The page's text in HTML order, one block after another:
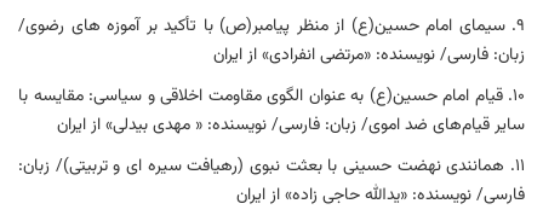
۹. سیمای امام حسین(ع) از منظر پیامبر(ص) با تأکید بر آموزه های رضوی/
زبان: فارسی/ نویسنده: «مرتضی انفرادی» از ایران
۱۰. قیام امام حسین(ع) به عنوان الگوی مقاومت اخلاقی و سیاسی: مقایسه با
سایر قیام‌های ضد اموی/ زبان: فارسی/ نویسنده: « مهدی بیدلی» از ایران
۱۱. همانندی نهضت حسینی با بعثت نبوی (رهیافت سیره ای و تربیتی)/ زبان:
فارسی/ نویسنده: «یدالله حاجی زاده» از ایران